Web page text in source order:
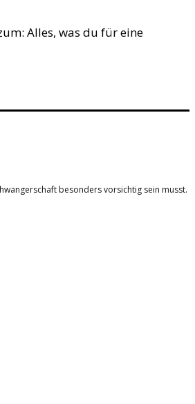
Alles, was du für eine
besonders vorsichtig sein musst.